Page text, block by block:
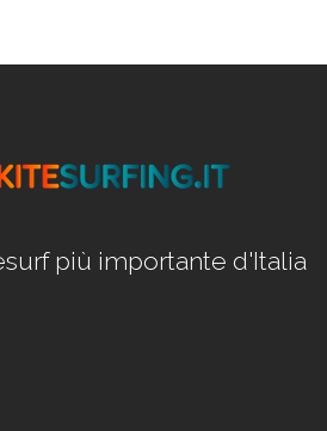
più importante d'Italia